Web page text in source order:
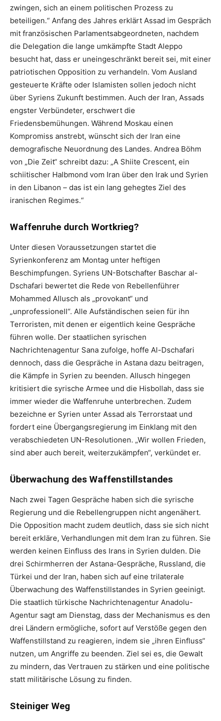
zwingen, sich an einem politischen Prozess zu
beteiligen.“ Anfang des Jahres erklärt Assad im Gespräch
mit französischen Parlamentsabgeordneten, nachdem
die Delegation die lange umkämpfte Stadt Aleppo
besucht hat, dass er uneingeschränkt bereit sei, mit einer
patriotischen Opposition zu verhandeln. Vom Ausland
gesteuerte Kräfte oder Islamisten sollen jedoch nicht
über Syriens Zukunft bestimmen. Auch der Iran, Assads
engster Verbündeter, erschwert die
Friedensbemühungen. Während Moskau einen
Kompromiss anstrebt, wünscht sich der Iran eine
demografische Neuordnung des Landes. Andrea Böhm
von „Die Zeit“ schreibt dazu: „A Shiite Crescent, ein
schiitischer Halbmond vom Iran über den Irak und Syrien
in den Libanon – das ist ein lang gehegtes Ziel des
iranischen Regimes.“
Waffenruhe durch Wortkrieg?
Unter diesen Voraussetzungen startet die
Syrienkonferenz am Montag unter heftigen
Beschimpfungen. Syriens UN-Botschafter Baschar al-
Dschafari bewertet die Rede von Rebellenführer
Mohammed Allusch als „provokant“ und
„unprofessionell“. Alle Aufständischen seien für ihn
Terroristen, mit denen er eigentlich keine Gespräche
führen wolle. Der staatlichen syrischen
Nachrichtenagentur Sana zufolge, hoffe Al-Dschafari
dennoch, dass die Gespräche in Astana dazu beitragen,
die Kämpfe in Syrien zu beenden. Allusch hingegen
kritisiert die syrische Armee und die Hisbollah, dass sie
immer wieder die Waffenruhe unterbrechen. Zudem
bezeichne er Syrien unter Assad als Terrorstaat und
fordert eine Übergangsregierung im Einklang mit den
verabschiedeten UN-Resolutionen. „Wir wollen Frieden,
sind aber auch bereit, weiterzukämpfen“, verkündet er.
Überwachung des Waffenstillstandes
Nach zwei Tagen Gespräche haben sich die syrische
Regierung und die Rebellengruppen nicht angenähert.
Die Opposition macht zudem deutlich, dass sie sich nicht
bereit erkläre, Verhandlungen mit dem Iran zu führen. Sie
werden keinen Einfluss des Irans in Syrien dulden. Die
drei Schirmherren der Astana-Gespräche, Russland, die
Türkei und der Iran, haben sich auf eine trilaterale
Überwachung des Waffenstillstandes in Syrien geeinigt.
Die staatlich türkische Nachrichtenagentur Anadolu-
Agentur sagt am Dienstag, dass der Mechanismus es den
drei Ländern ermögliche, sofort auf Verstöße gegen den
Waffenstillstand zu reagieren, indem sie „ihren Einfluss“
nutzen, um Angriffe zu beenden. Ziel sei es, die Gewalt
zu mindern, das Vertrauen zu stärken und eine politische
statt militärische Lösung zu finden.
Steiniger Weg